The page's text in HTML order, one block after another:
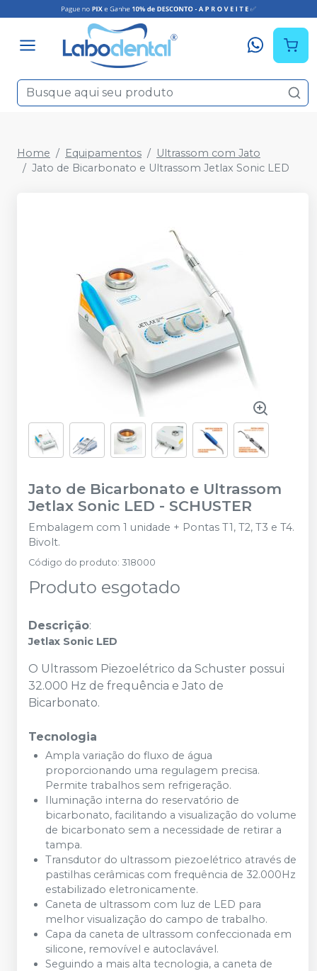
Home Equipamentos
Ultrassom com Jato
Jato de Bicarbonato e Ultrassom Jetlax Sonic LED
Jato de Bicarbonato e Ultrassom
Jetlax Sonic LED - SCHUSTER
Embalagem com 1 unidade + Pontas T1, T2, T3 e T4.
Bivolt.
Código do produto: 318000
Produto esgotado
Descrição:
Jetlax Sonic LED
O Ultrassom Piezoelétrico da Schuster possui
32.000 Hz de frequência e Jato de
Bicarbonato.
Tecnologia
Ampla variação do fluxo de água
proporcionando uma regulagem precisa.
Permite trabalhos sem refrigeração.
Iluminação interna do reservatório de
bicarbonato, facilitando a visualização do volume
de bicarbonato sem a necessidade de retirar a
tampa.
Transdutor do ultrassom piezoelétrico através de
pastilhas cerâmicas com frequência de 32.000Hz
estabilizado eletronicamente.
Caneta de ultrassom com luz de LED para
melhor visualização do campo de trabalho.
Capa da caneta de ultrassom confeccionada em
silicone, removível e autoclavável.
Seguindo a mais alta tecnologia, a caneta de